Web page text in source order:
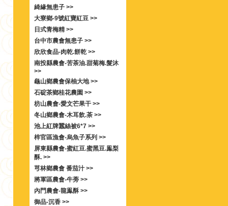
綺緣無患子 >>
大寮鄉-9號紅寶紅豆 >>
日式青梅精 >>
台中市農會無患子 >>
欣欣食品-肉乾.餅乾 >>
南投縣農會-苦茶油.甜菊梅.髮沐
>>
龜山鄉農會保柚大地 >>
石碇茶鄉桂花農園 >>
枋山農會-愛文芒果干 >>
冬山鄉農會-木耳飲.茶 >>
池上紅牌蠶絲被6*7 >>
梓官區漁會-烏魚子系列 >>
屏東縣農會-蜜紅豆.蜜黑豆.鳯梨
酥. >>
芎林鄉農會 番茄汁 >>
將軍區農會-牛蒡 >>
內門農會-龍鳯酥 >>
御品-沉香 >>